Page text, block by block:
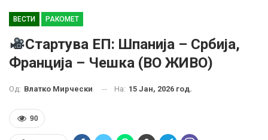
ВЕСТИ РАКОМЕТ
Стартува ЕП: Шпанија – Србија,
Франција – Чешка (ВО ЖИВО)
Од: Влатко Мирчески На: 15 Јан, 2026 год.
90